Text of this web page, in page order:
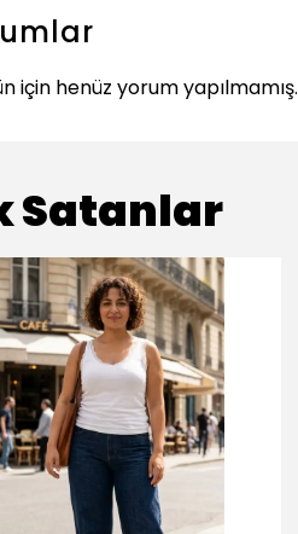
için henüz yorum yapılmamış.
Satanlar